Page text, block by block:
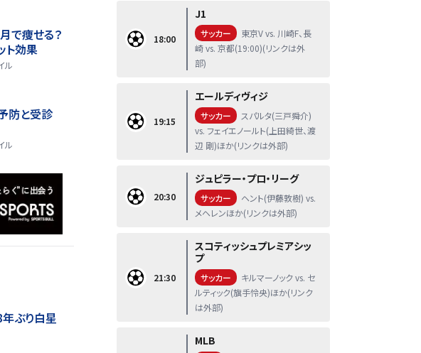
で痩せる？
ト効果
ル
防と受診
ル
ぶり白星
18:00
J1
サッカー
東京V vs. 川崎F、長
崎 vs. 京都(19:00)(リンクは外
部)
19:15
エールディヴィジ
サッカー
スパルタ(三戸舜介)
vs. フェイエノールト(上田綺世、渡
辺 剛)ほか(リンクは外部)
20:30
ジュピラー・プロ・リーグ
サッカー
ヘント(伊藤敦樹) vs.
メヘレンほか(リンクは外部)
21:30
スコティッシュプレミアシッ
プ
サッカー
キルマーノック vs. セ
ルティック(旗手怜央)ほか(リンク
は外部)
MLB